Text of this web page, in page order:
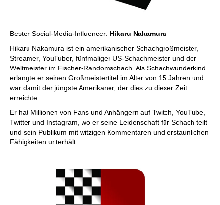
Bester Social-Media-Influencer: Hikaru Nakamura
Hikaru Nakamura ist ein amerikanischer Schachgroßmeister,
Streamer, YouTuber, fünfmaliger US-Schachmeister und der
Weltmeister im Fischer-Randomschach. Als Schachwunderkind
erlangte er seinen Großmeistertitel im Alter von 15 Jahren und
war damit der jüngste Amerikaner, der dies zu dieser Zeit
erreichte.
Er hat Millionen von Fans und Anhängern auf Twitch, YouTube,
Twitter und Instagram, wo er seine Leidenschaft für Schach teilt
und sein Publikum mit witzigen Kommentaren und erstaunlichen
Fähigkeiten unterhält.